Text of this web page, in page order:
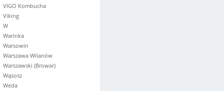
VIGO Kombucha
Viking
W
Warinka
Warsowin
Warszawa Wilanów
Warszawski (Browar)
Wąsosz
Weda